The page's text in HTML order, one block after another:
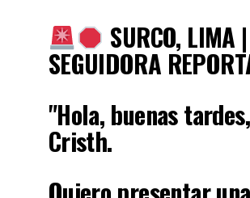
SURCO, LIMA |
SEGUIDORA
"Hola, buenas
Cristh.